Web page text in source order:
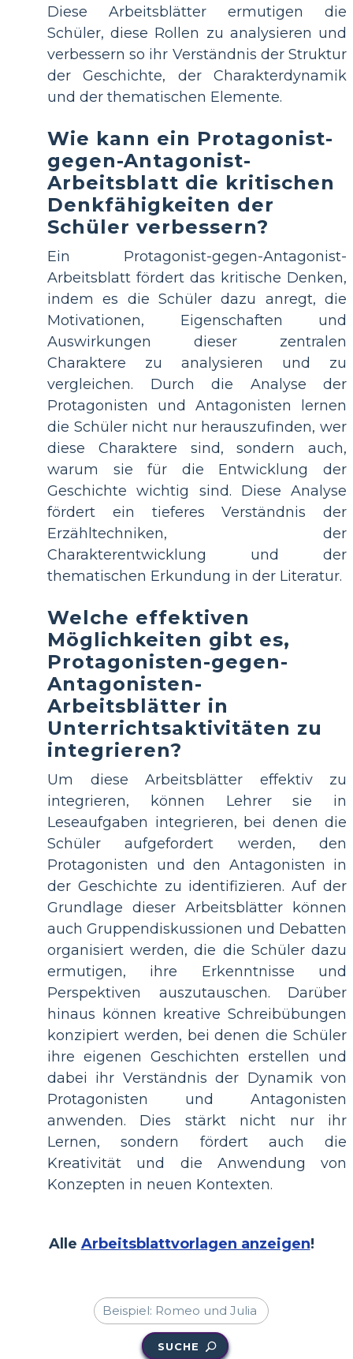
Diese Arbeitsblätter ermutigen die
Schüler, diese Rollen zu analysieren und
verbessern so ihr Verständnis der Struktur
der Geschichte, der Charakterdynamik
und der thematischen Elemente.
Wie kann ein Protagonist-
gegen-Antagonist-
Arbeitsblatt die kritischen
Denkfähigkeiten der
Schüler verbessern?
Ein Protagonist-gegen-Antagonist-
Arbeitsblatt fördert das kritische Denken,
indem es die Schüler dazu anregt, die
Motivationen, Eigenschaften und
Auswirkungen dieser zentralen
Charaktere zu analysieren und zu
vergleichen. Durch die Analyse der
Protagonisten und Antagonisten lernen
die Schüler nicht nur herauszufinden, wer
diese Charaktere sind, sondern auch,
warum sie für die Entwicklung der
Geschichte wichtig sind. Diese Analyse
fördert ein tieferes Verständnis der
Erzähltechniken, der
Charakterentwicklung und der
thematischen Erkundung in der Literatur.
Welche effektiven
Möglichkeiten gibt es,
Protagonisten-gegen-
Antagonisten-
Arbeitsblätter in
Unterrichtsaktivitäten zu
integrieren?
Um diese Arbeitsblätter effektiv zu
integrieren, können Lehrer sie in
Leseaufgaben integrieren, bei denen die
Schüler aufgefordert werden, den
Protagonisten und den Antagonisten in
der Geschichte zu identifizieren. Auf der
Grundlage dieser Arbeitsblätter können
auch Gruppendiskussionen und Debatten
organisiert werden, die die Schüler dazu
ermutigen, ihre Erkenntnisse und
Perspektiven auszutauschen. Darüber
hinaus können kreative Schreibübungen
konzipiert werden, bei denen die Schüler
ihre eigenen Geschichten erstellen und
dabei ihr Verständnis der Dynamik von
Protagonisten und Antagonisten
anwenden. Dies stärkt nicht nur ihr
Lernen, sondern fördert auch die
Kreativität und die Anwendung von
Konzepten in neuen Kontexten.
Alle Arbeitsblattvorlagen anzeigen!
SUCHE